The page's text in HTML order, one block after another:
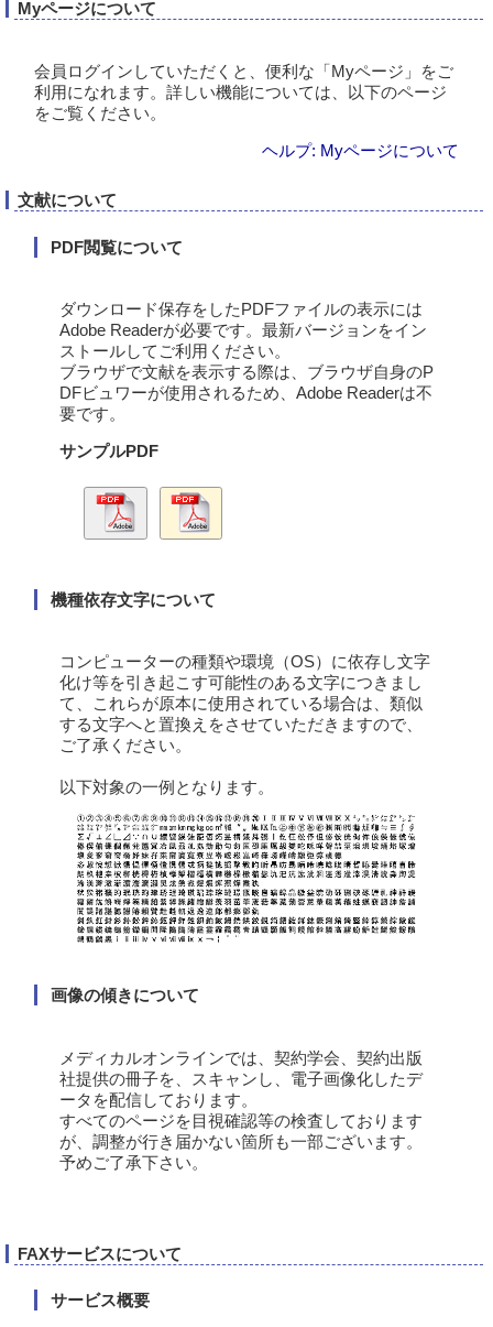
Myページについて
会員ログインしていただくと、便利な「Myページ」をご
利用になれます。詳しい機能については、以下のページ
をご覧ください。
ヘルプ: Myページについて
文献について
PDF閲覧について
ダウンロード保存をしたPDFファイルの表示には
Adobe Readerが必要です。最新バージョンをイン
ストールしてご利用ください。
ブラウザで文献を表示する際は、ブラウザ自身のP
DFビュワーが使用されるため、Adobe Readerは不
要です。
サンプルPDF
機種依存文字について
コンピューターの種類や環境（OS）に依存し文字
化け等を引き起こす可能性のある文字につきまし
て、これらが原本に使用されている場合は、類似
する文字へと置換えをさせていただきますので、
ご了承ください。
以下対象の一例となります。
画像の傾きについて
メディカルオンラインでは、契約学会、契約出版
社提供の冊子を、スキャンし、電子画像化したデ
ータを配信しております。
すべてのページを目視確認等の検査しております
が、調整が行き届かない箇所も一部ございます。
予めご了承下さい。
FAXサービスについて
サービス概要